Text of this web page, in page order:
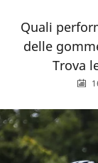
Quali
delle
Trova